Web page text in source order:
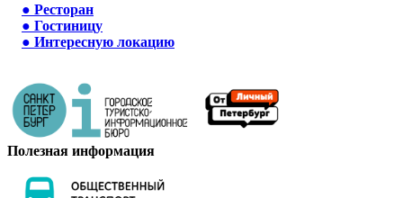
● Ресторан
● Гостиницу
● Интересную локацию
Полезная информация